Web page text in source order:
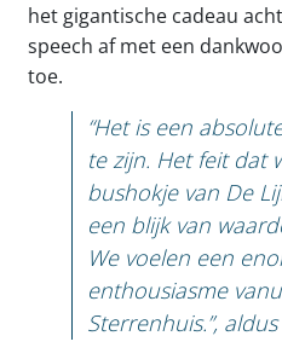
het gigantische cadeau
speech af met een
toe.
“Het is een
te zijn. Het feit dat
bushokje van De
een blijk van
We voelen een
enthousiasme
Sterrenhuis.”,